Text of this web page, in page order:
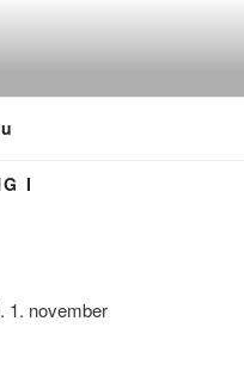
I
1. november